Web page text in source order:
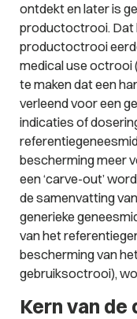
ontdekt en later is
productoctrooi. Dat
productoctrooi
medical use octrooi
te maken dat een
verleend voor een
indicaties of
bescherming meer
een ‘carve-out’
de samenvatting
generieke
van het
bescherming van
gebruiksoctrooi),
Kern van de